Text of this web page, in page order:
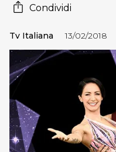
Condividi
Tv Italiana 13/02/2018